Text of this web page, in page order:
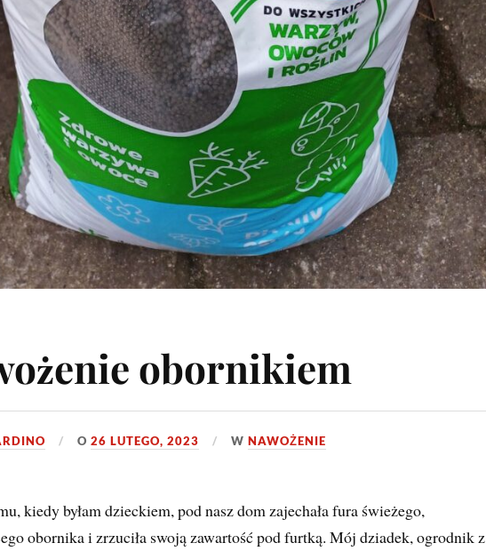
obornikiem
O26 LUTEGO, 2023 WNAWOŻENIE
kiedy byłam dzieckiem, pod nasz dom zajechała fura świeżego,
obornika i zrzuciła swoją zawartość pod furtką. Mój dziadek, ogrodnik z